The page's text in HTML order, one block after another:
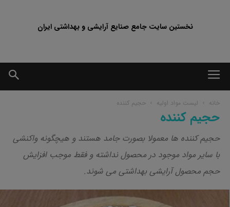
نخستین سایت جامع صنایع آرایشی و بهداشتی ایران
خانه لیست مواد اولیه حجیم کننده
حجیم کننده
حجیم کننده ها معمولا بصورت جامد هستند و هیچگونه واکنشی
با سایر مواد موجود در محصول نداشته و فقط موجب افزایش
حجم محصول آرایشی بهداشتی می شوند.